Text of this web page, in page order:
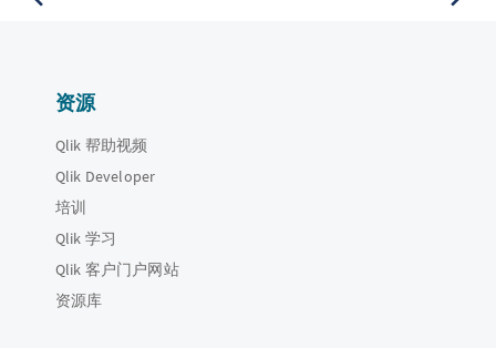
资源
Qlik 帮助视频
Qlik Developer
培训
Qlik 学习
Qlik 客户门户网站
资源库